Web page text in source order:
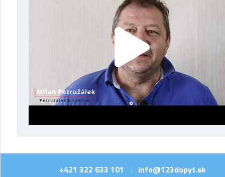
+421 322 633 101 info@123dopyt.sk